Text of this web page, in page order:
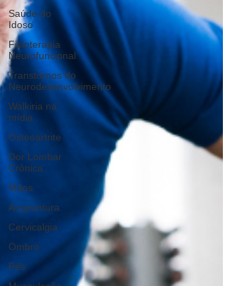
Saúde do
Idoso
Fisioterapia
Neurofuncional
Transtornos do
Neurodesenvolvimento
Walkiria na
mídia
Osteoartrite
Dor Lombar
Crônica
Mãos
Acupuntura
Cervicalgia
Ombro
Pés